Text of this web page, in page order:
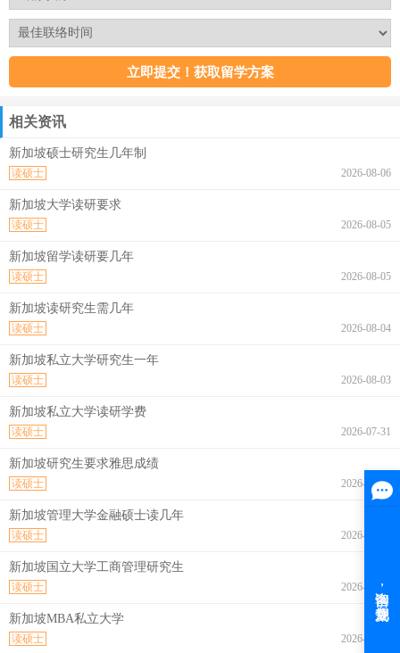
相关资讯
新加坡硕士研究生几年制
2026-08-06
读硕士
新加坡大学读研要求
2026-08-05
读硕士
新加坡留学读研要几年
2026-08-05
读硕士
新加坡读研究生需几年
2026-08-04
读硕士
新加坡私立大学研究生一年
2026-08-03
读硕士
新加坡私立大学读研学费
2026-07-31
读硕士
新加坡研究生要求雅思成绩
2026-07-31
读硕士
新加坡管理大学金融硕士读几年
2026-07-30
读硕士
新加坡国立大学工商管理研究生
2026-07-30
读硕士
新加坡MBA私立大学
2026-07-29
读硕士